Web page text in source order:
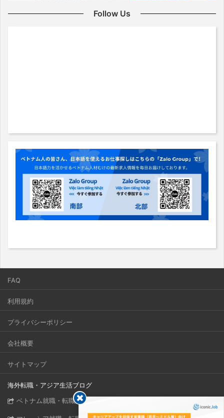
Follow Us
FAQ
利用規約
プライバシーポリシー
会社概要
サイトマップ
海外転職・アジア生活ブログ
ベトナム就職・転職完全ガイド